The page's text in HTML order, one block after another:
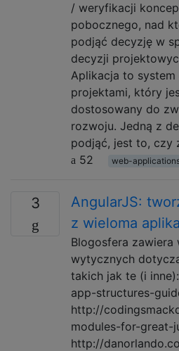
/ weryfikacji
pobocznego, nad
podjąć decyzję w
decyzji
Aplikacja to system
projektami, który
dostosowany do
rozwoju. Jedną z
podjąć, jest to, czy
52
web-
3
AngularJS:
z wieloma
Blogosfera zawiera
wytycznych
takich jak te (i
app-structures-
http://
modules-for-great-
http://